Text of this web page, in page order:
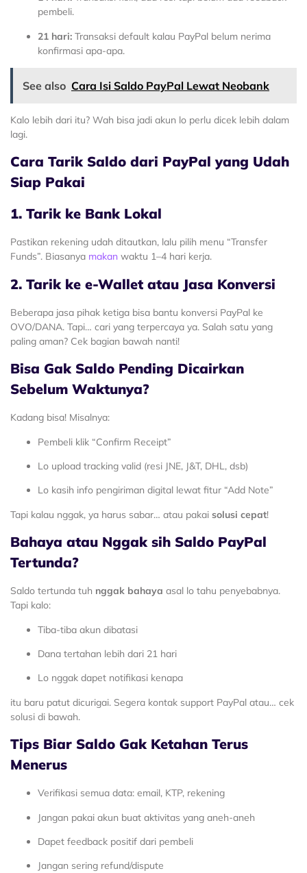
pembeli.
21 hari: Transaksi default kalau PayPal belum nerima
konfirmasi apa-apa.
See also Cara Isi Saldo PayPal Lewat Neobank
Kalo lebih dari itu? Wah bisa jadi akun lo perlu dicek lebih dalam
lagi.
Cara Tarik Saldo dari PayPal yang Udah
Siap Pakai
1. Tarik ke Bank Lokal
Pastikan rekening udah ditautkan, lalu pilih menu “Transfer
Funds”. Biasanya makan waktu 1–4 hari kerja.
2. Tarik ke e-Wallet atau Jasa Konversi
Beberapa jasa pihak ketiga bisa bantu konversi PayPal ke
OVO/DANA. Tapi… cari yang terpercaya ya. Salah satu yang
paling aman? Cek bagian bawah nanti!
Bisa Gak Saldo Pending Dicairkan
Sebelum Waktunya?
Kadang bisa! Misalnya:
Pembeli klik “Confirm Receipt”
Lo upload tracking valid (resi JNE, J&T, DHL, dsb)
Lo kasih info pengiriman digital lewat fitur “Add Note”
Tapi kalau nggak, ya harus sabar… atau pakai solusi cepat!
Bahaya atau Nggak sih Saldo PayPal
Tertunda?
Saldo tertunda tuh nggak bahaya asal lo tahu penyebabnya.
Tapi kalo:
Tiba-tiba akun dibatasi
Dana tertahan lebih dari 21 hari
Lo nggak dapet notifikasi kenapa
itu baru patut dicurigai. Segera kontak support PayPal atau… cek
solusi di bawah.
Tips Biar Saldo Gak Ketahan Terus
Menerus
Verifikasi semua data: email, KTP, rekening
Jangan pakai akun buat aktivitas yang aneh-aneh
Dapet feedback positif dari pembeli
Jangan sering refund/dispute